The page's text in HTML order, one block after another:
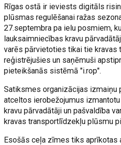
Rīgas ostā ir ieviests digitāls
plūsmas regulēšanai ražas
27.septembra pa ielu posmiem,
lauksaimniecības kravu
varēs pārvietoties tikai tie kravas
reģistrējušies un saņēmuši
pieteikšanās sistēmā "i.rop".
Satiksmes organizācijas izmaiņu
atceltos ierobežojumus
kravu pārvadātāji un pašvaldība
kravas transportlīdzekļu plūsmu
Esošās ceļa zīmes tiks